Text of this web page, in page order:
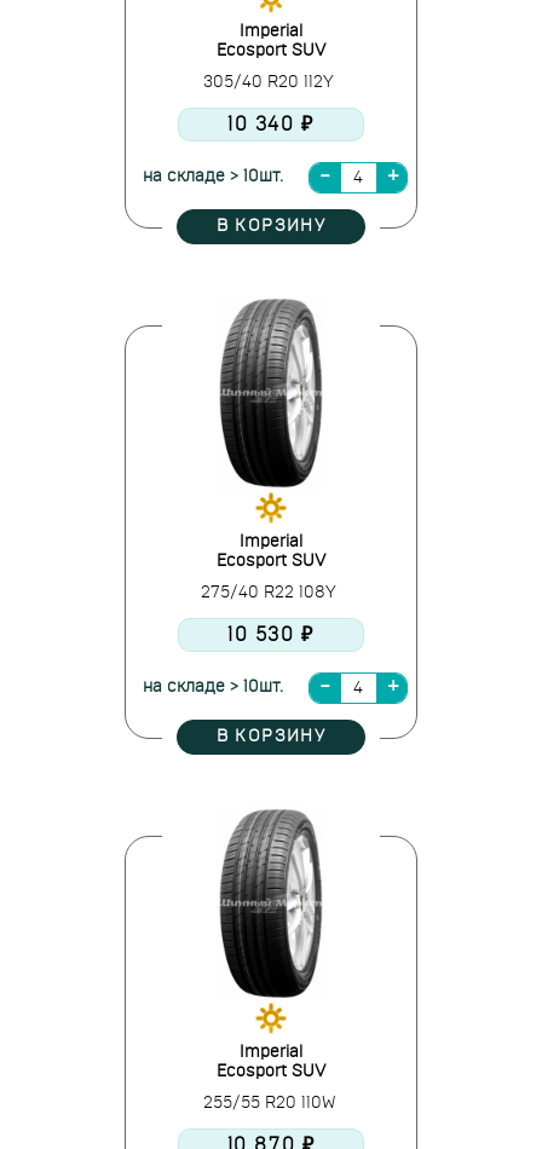
Imperial
Ecosport SUV
305/40 R20 112Y
10 340 ₽
на складе > 10шт.
В КОРЗИНУ
Imperial
Ecosport SUV
275/40 R22 108Y
10 530 ₽
на складе > 10шт.
В КОРЗИНУ
Imperial
Ecosport SUV
255/55 R20 110W